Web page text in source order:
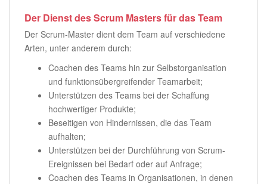
Der Dienst des Scrum Masters für das Team
Der Scrum-Master dient dem Team auf verschiedene
Arten, unter anderem durch:
Coachen des Teams hin zur Selbstorganisation
und funktionsübergreifender Teamarbeit;
Unterstützen des Teams bei der Schaffung
hochwertiger Produkte;
Beseitigen von Hindernissen, die das Team
aufhalten;
Unterstützen bei der Durchführung von Scrum-
Ereignissen bei Bedarf oder auf Anfrage;
Coachen des Teams in Organisationen, in denen